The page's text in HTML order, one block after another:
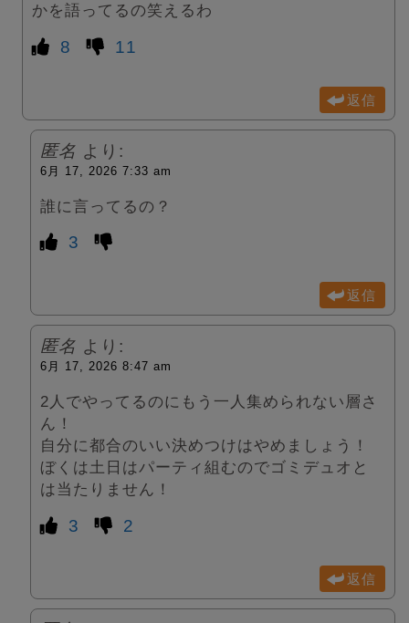
かを語ってるの笑えるわ
8 11
返信
匿名 より:
6月 17, 2026 7:33 am
誰に言ってるの？
3
返信
匿名 より:
6月 17, 2026 8:47 am
2人でやってるのにもう一人集められない層さ
ん！
自分に都合のいい決めつけはやめましょう！
ぼくは土日はパーティ組むのでゴミデュオと
は当たりません！
3 2
返信